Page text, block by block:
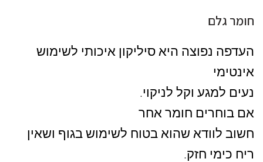
חומר גלם
העדפה נפוצה היא סיליקון איכותי לשימוש
אינטימי
נעים למגע וקל לניקוי.
אם בוחרים חומר אחר
חשוב לוודא שהוא בטוח לשימוש בגוף ושאין
ריח כימי חזק.